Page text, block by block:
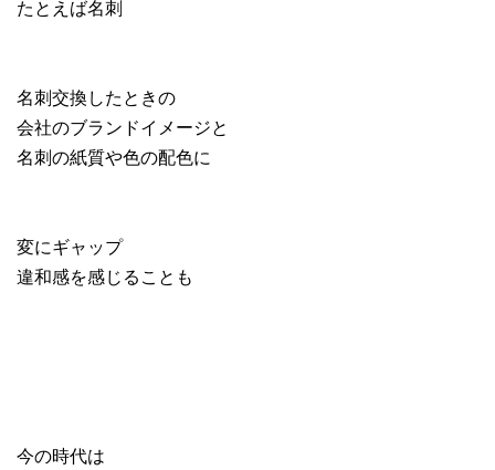
たとえば名刺
名刺交換したときの
会社のブランドイメージと
名刺の紙質や色の配色に
変にギャップ
違和感を感じることも
今の時代は